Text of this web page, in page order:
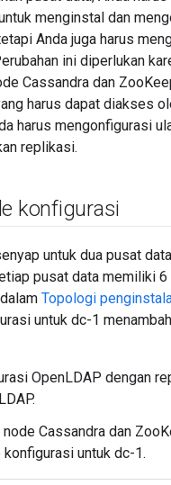
menginstal dan
Anda juga harus
ini diperlukan
Cassandra dan
harus dapat diakses
harus mengonfigurasi
replikasi.
konfigurasi
untuk dua pusat
pusat data memiliki
Topologi
untuk dc-1
OpenLDAP dengan
node Cassandra dan
untuk dc-1.